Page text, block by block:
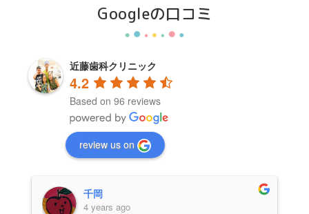
Googleの口コミ
近藤歯科クリニック
4.2
Based on 96 reviews
review us on
千岡
4 years ago